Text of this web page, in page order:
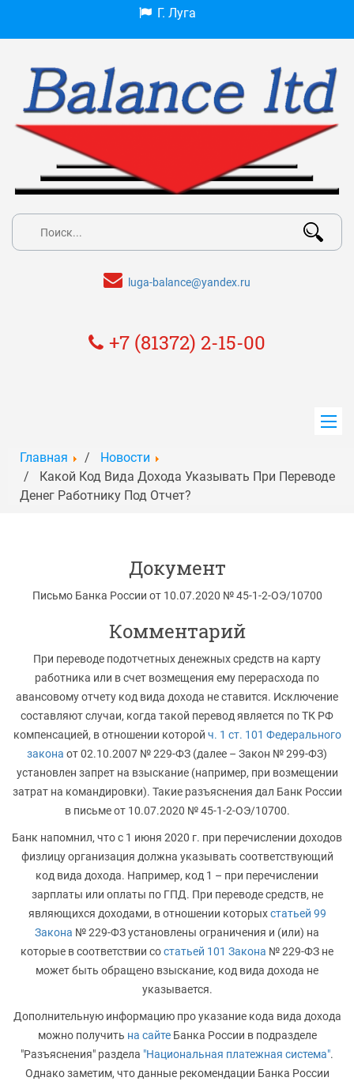
Г. Луга
luga-balance@yandex.ru
+7 (81372) 2-15-00
Главная
Обучение
Контакты
Главная
Новости
Какой Код Вида Дохода Указывать При Переводе
Денег Работнику Под Отчет?
Документ
Письмо Банка России от 10.07.2020 № 45-1-2-ОЭ/10700
Комментарий
При переводе подотчетных денежных средств на карту
работника или в счет возмещения ему перерасхода по
авансовому отчету код вида дохода не ставится. Исключение
составляют случаи, когда такой перевод является по ТК РФ
компенсацией, в отношении которой ч. 1 ст. 101 Федерального
закона от 02.10.2007 № 229-ФЗ (далее – Закон № 299-ФЗ)
установлен запрет на взыскание (например, при возмещении
затрат на командировки). Такие разъяснения дал Банк России
в письме от 10.07.2020 № 45-1-2-ОЭ/10700.
Банк напомнил, что с 1 июня 2020 г. при перечислении доходов
физлицу организация должна указывать соответствующий
код вида дохода. Например, код 1 – при перечислении
зарплаты или оплаты по ГПД. При переводе средств, не
являющихся доходами, в отношении которыхстатьей 99
Закона № 229-ФЗ установлены ограничения и (или) на
которые в соответствии состатьей 101 Закона № 229-ФЗ не
может быть обращено взыскание, код вида дохода не
указывается.
Дополнительную информацию про указание кода вида дохода
можно получить на сайтеБанка России в подразделе
"Разъяснения" раздела "Национальная платежная система".
Однако заметим, что данные рекомендации Банка России